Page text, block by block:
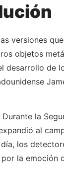
versiones
objetos
desarrollo de
la
al
los
la emoción